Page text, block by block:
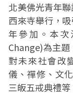
北美佛光青年
西來寺舉行，
年參加。本次
Change)為主
對未來社會改
儀、禪修、文
三皈五戒典禮等